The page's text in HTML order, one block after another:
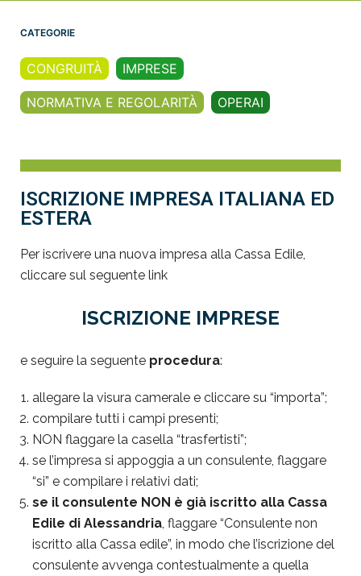
CATEGORIE
CONGRUITÀ IMPRESE
NORMATIVA E REGOLARITÀ OPERAI
ISCRIZIONE IMPRESA ITALIANA ED
ESTERA
Per iscrivere una nuova impresa alla Cassa Edile,
cliccare sul seguente link
ISCRIZIONE IMPRESE
e seguire la seguente procedura:
allegare la visura camerale e cliccare su “importa”;
compilare tutti i campi presenti;
NON flaggare la casella “trasfertisti”;
se l’impresa si appoggia a un consulente, flaggare
“si” e compilare i relativi dati;
se il consulente NON è già iscritto alla Cassa
Edile di Alessandria, flaggare “Consulente non
iscritto alla Cassa edile”, in modo che l’iscrizione del
consulente avvenga contestualmente a quella